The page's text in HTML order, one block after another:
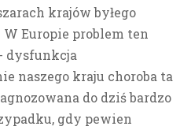
krajów byłego
Europie problem ten
dysfunkcja
naszego kraju choroba ta
do dziś bardzo
gdy pewien